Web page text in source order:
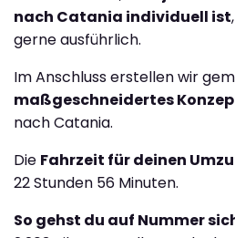
nach Catania individuell ist
gerne ausführlich.
Im Anschluss erstellen wir
maßgeschneidertes
nach Catania.
Die Fahrzeit für deinen
22 Stunden 56 Minuten.
So gehst du auf Nummer